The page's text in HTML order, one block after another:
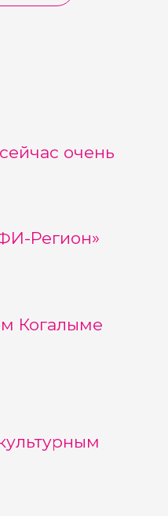
очень
Регион»
Когалыме